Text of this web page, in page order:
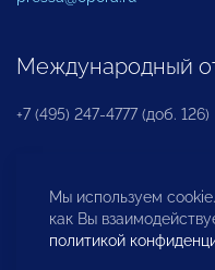
Международный
+7 (495) 247-4777 (доб. 126)
Бюро по защите
инвесторов
Мы используем
как Вы
политикой